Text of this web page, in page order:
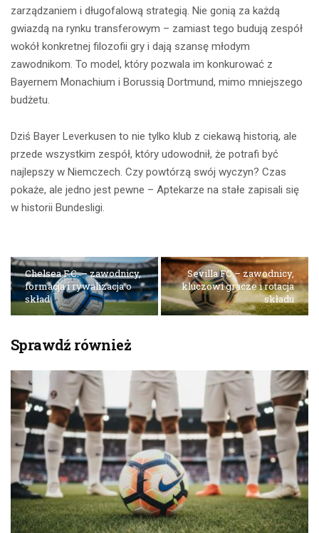
zarządzaniem i długofalową strategią. Nie gonią za każdą
gwiazdą na rynku transferowym – zamiast tego budują zespół
wokół konkretnej filozofii gry i dają szansę młodym
zawodnikom. To model, który pozwala im konkurować z
Bayernem Monachium i Borussią Dortmund, mimo mniejszego
budżetu.
Dziś Bayer Leverkusen to nie tylko klub z ciekawą historią, ale
przede wszystkim zespół, który udowodnił, że potrafi być
najlepszy w Niemczech. Czy powtórzą swój wyczyn? Czas
pokaże, ale jedno jest pewne – Aptekarze na stałe zapisali się
w historii Bundesligi.
Chelsea F.C. – zawodnicy,
formacja i rywalizacja o
skład
Sevilla FC – zawodnicy,
kluczowi gracze i rotacja
składu
Sprawdź również